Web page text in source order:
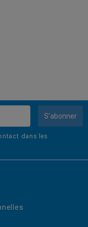
S’abonner
dans les